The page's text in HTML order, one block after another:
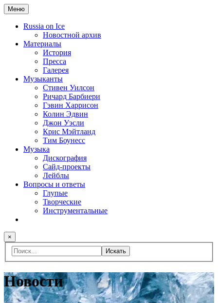
Меню
Russia on Ice
Новостной архив
Материалы
История
Пресса
Галерея
Музыканты
Стивен Уилсон
Ричард Барбиери
Гэвин Харрисон
Колин Эдвин
Джон Уэсли
Крис Мэйтланд
Тим Боунесс
Музыка
Дискография
Сайд-проекты
Лейблы
Вопросы и ответы
Глупые
Творческие
Инструментальные
×
Искать
Новости